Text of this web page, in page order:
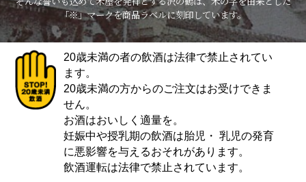
「※」マークを商品ラベルに刻印しています。
20歳未満の者の飲酒は法律で禁止されてい
ます。
20歳未満の方からのご注文はお受けできま
せん。
お酒はおいしく適量を。
妊娠中や授乳期の飲酒は胎児・ 乳児の発育
に悪影響を与えるおそれがあります。
飲酒運転は法律で禁止されています。